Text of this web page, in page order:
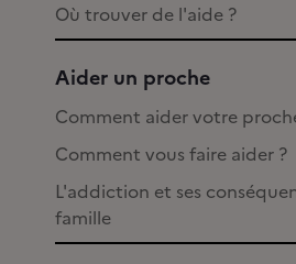
Où trouver de l'aide ?
Aider un proche
Comment aider votre
Comment vous faire aider ?
L'addiction et ses
famille